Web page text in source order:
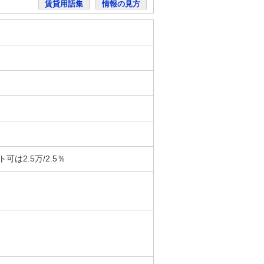
賃貸用語集 情報の見方
可は2.5万/2.5％